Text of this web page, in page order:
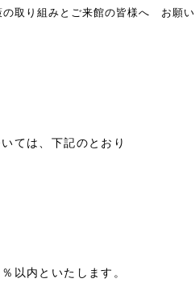
の取り組みとご来館の皆様へ お願い
ては、下記のとおり
以内といたします。